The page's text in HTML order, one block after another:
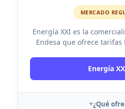
MERCADO
Energía XXI es la
Endesa que ofrece tarifas
Energía
¿Qué